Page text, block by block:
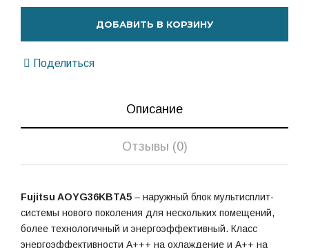
ДОБАВИТЬ В КОРЗИНУ
Поделиться
Описание
Отзывы (0)
Fujitsu AOYG36KBTA5 – наружный блок мультисплит-
системы нового поколения для нескольких помещений,
более технологичный и энергоэффективный. Класс
энергоэффективности A+++ на охлаждение и A++ на